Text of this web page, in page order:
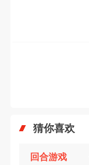
猜你喜欢
回合游戏